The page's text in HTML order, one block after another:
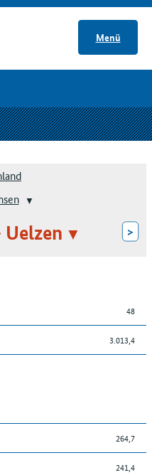
Menü
Uelzen >
48
3.013,4
264,7
241,4